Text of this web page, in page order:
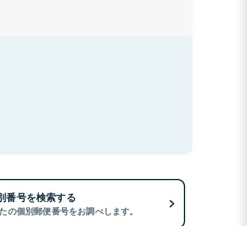
番号を検索する
の個別郵便番号をお調べします。